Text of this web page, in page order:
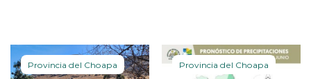
Provincia del Choapa Provincia del Choapa